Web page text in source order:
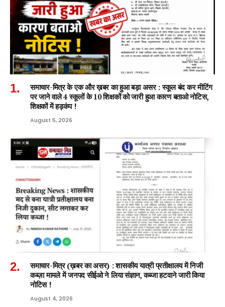
समाचार-मित्र के एक और ख़बर का हुआ बड़ा असर : स्कूल बंद कर मीटिंग
पर जाने वाले 4 स्कूलों के 10 शिक्षकों को जारी हुआ कारण बताओ नोटिस,
शिक्षकों में हड़कंप !
August 5, 2026
समाचार-मित्र (ख़बर का असर) : शासकीय यात्री प्रतीक्षालय में निजी
कब्ज़ा मामले में जनपद सीईओ ने लिया संज्ञान, कब्जा हटवाने जारी किया
नोटिस !
August 4, 2026